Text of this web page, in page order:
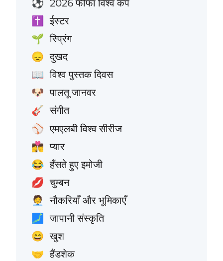
⚽ 2026 फीफा विश्व कप
✝️ ईस्टर
🌱 स्प्रिंग
😞 दुखद
📖 विश्व पुस्तक दिवस
🐶 पालतू जानवर
🎸 संगीत
⚾ एमएलबी विश्व सीरीज
👩‍❤️‍💋‍👨 प्यार
😂 हँसते हुए इमोजी
💋 चुम्बन
🧑‍💼 नौकरियाँ और भूमिकाएँ
🗾 जापानी संस्कृति
😄 खुश
🤝 हैंडशेक